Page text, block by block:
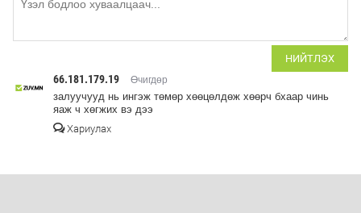
НИЙТЛЭХ
66.181.179.19 Өчигдөр
залуучууд нь ингэж төмөр хөөцөлдөж хөөрч бхаар чинь
яаж ч хөгжих вэ дээ
Хариулах